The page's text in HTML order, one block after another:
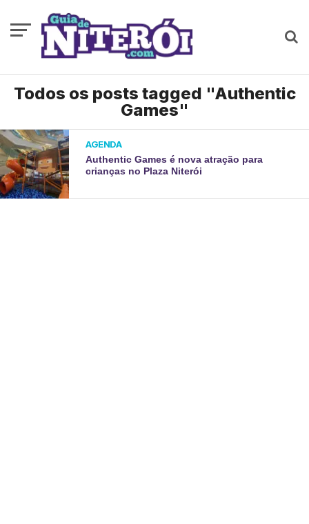
Todos os posts tagged "Authentic
Games"
AGENDA
Authentic Games é nova atração para
crianças no Plaza Niterói